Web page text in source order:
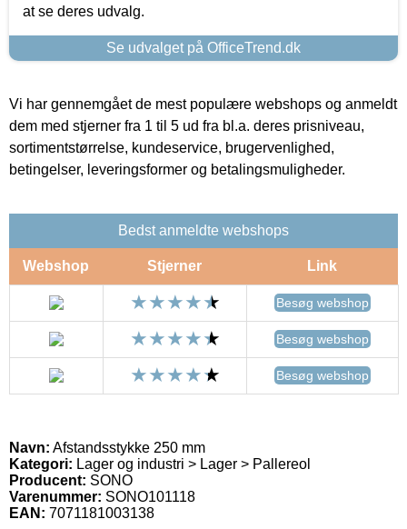
at se deres udvalg.
Se udvalget på OfficeTrend.dk
Vi har gennemgået de mest populære webshops og anmeldt
dem med stjerner fra 1 til 5 ud fra bl.a. deres prisniveau,
sortimentstørrelse, kundeservice, brugervenlighed,
betingelser, leveringsformer og betalingsmuligheder.
Bedst anmeldte webshops
Webshop Stjerner Link
Besøg webshop
Besøg webshop
Besøg webshop
Navn: Afstandsstykke 250 mm
Kategori: Lager og industri > Lager > Pallereol
Producent: SONO
Varenummer: SONO101118
EAN: 7071181003138